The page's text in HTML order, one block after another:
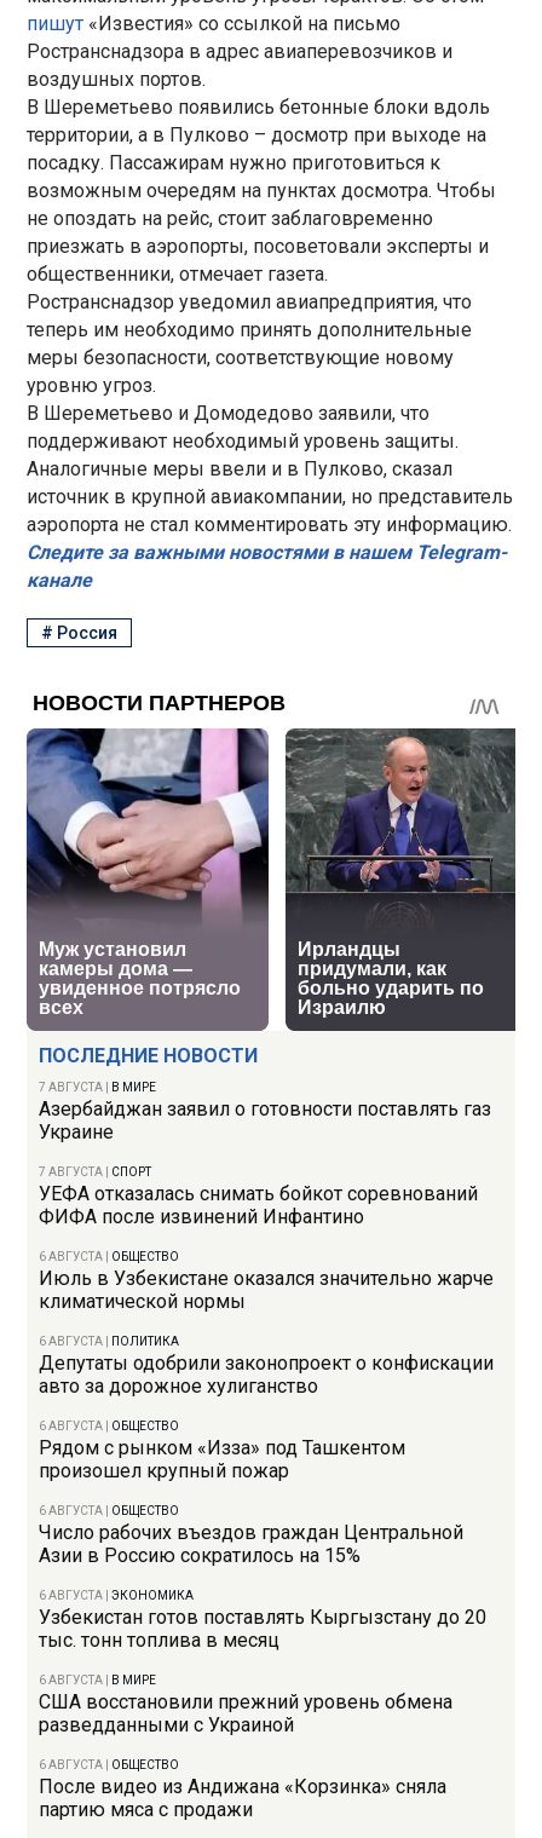
ПОСЛЕДНИЕ НОВОСТИ
7 АВГУСТА В МИРЕ
Азербайджан заявил о готовности поставлять газ
Украине
7 АВГУСТА СПОРТ
УЕФА отказалась снимать бойкот соревнований
ФИФА после извинений Инфантино
6 АВГУСТА ОБЩЕСТВО
Июль в Узбекистане оказался значительно жарче
климатической нормы
6 АВГУСТА ПОЛИТИКА
Депутаты одобрили законопроект о конфискации
авто за дорожное хулиганство
6 АВГУСТА ОБЩЕСТВО
Рядом с рынком «Изза» под Ташкентом
произошел крупный пожар
6 АВГУСТА ОБЩЕСТВО
Число рабочих въездов граждан Центральной
Азии в Россию сократилось на 15%
6 АВГУСТА |ЭКОНОМИКА
Узбекистан готов поставлять Кыргызстану до 20
тыс. тонн топлива в месяц
6 АВГУСТА В МИРЕ
США восстановили прежний уровень обмена
разведданными с Украиной
6 АВГУСТА ОБЩЕСТВО
После видео из Андижана «Корзинка» сняла
партию мяса с продажи
пишут «Известия» со ссылкой на письмо
Ространснадзора в адрес авиаперевозчиков и
воздушных портов.
В Шереметьево появились бетонные блоки вдоль
территории, а в Пулково – досмотр при выходе на
посадку. Пассажирам нужно приготовиться к
возможным очередям на пунктах досмотра. Чтобы
не опоздать на рейс, стоит заблаговременно
приезжать в аэропорты, посоветовали эксперты и
общественники, отмечает газета.
Ространснадзор уведомил авиапредприятия, что
теперь им необходимо принять дополнительные
меры безопасности, соответствующие новому
уровню угроз.
В Шереметьево и Домодедово заявили, что
поддерживают необходимый уровень защиты.
Аналогичные меры ввели и в Пулково, сказал
источник в крупной авиакомпании, но представитель
аэропорта не стал комментировать эту информацию.
Следите за важными новостями в нашем Telegram-
канале
# Россия